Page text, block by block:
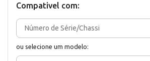
Compativel com:
ou selecione um modelo: